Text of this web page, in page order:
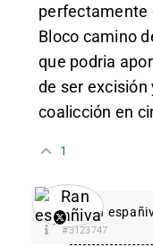
perfectamente
Bloco camino
que podria
de ser excisión
coalicción en
1
Ran
#3123747